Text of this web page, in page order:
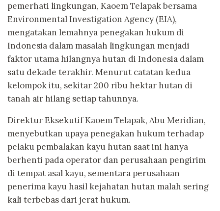
pemerhati lingkungan, Kaoem Telapak bersama
Environmental Investigation Agency (EIA),
mengatakan lemahnya penegakan hukum di
Indonesia dalam masalah lingkungan menjadi
faktor utama hilangnya hutan di Indonesia dalam
satu dekade terakhir. Menurut catatan kedua
kelompok itu, sekitar 200 ribu hektar hutan di
tanah air hilang setiap tahunnya.
Direktur Eksekutif Kaoem Telapak, Abu Meridian,
menyebutkan upaya penegakan hukum terhadap
pelaku pembalakan kayu hutan saat ini hanya
berhenti pada operator dan perusahaan pengirim
di tempat asal kayu, sementara perusahaan
penerima kayu hasil kejahatan hutan malah sering
kali terbebas dari jerat hukum.